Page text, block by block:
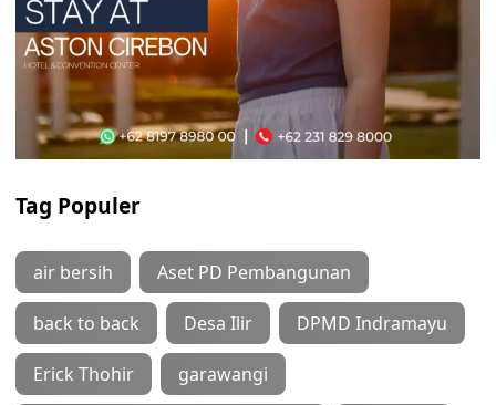
Tag Populer
air bersih Aset PD Pembangunan
back to back Desa Ilir DPMD Indramayu
Erick Thohir garawangi